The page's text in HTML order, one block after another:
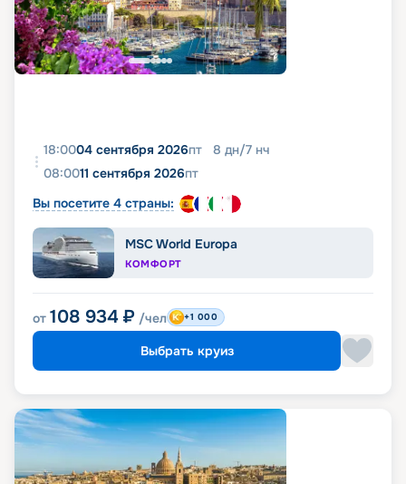
18:0004 сентября 2026пт 8 дн/7 нч
08:0011 сентября 2026пт
Вы посетите 4 страны:
MSC World Europa
КОМФОРТ
от 108 934 ₽ /чел +1 000
Выбрать круиз